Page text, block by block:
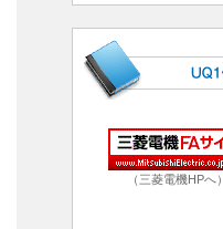
（三菱電機HPへ）